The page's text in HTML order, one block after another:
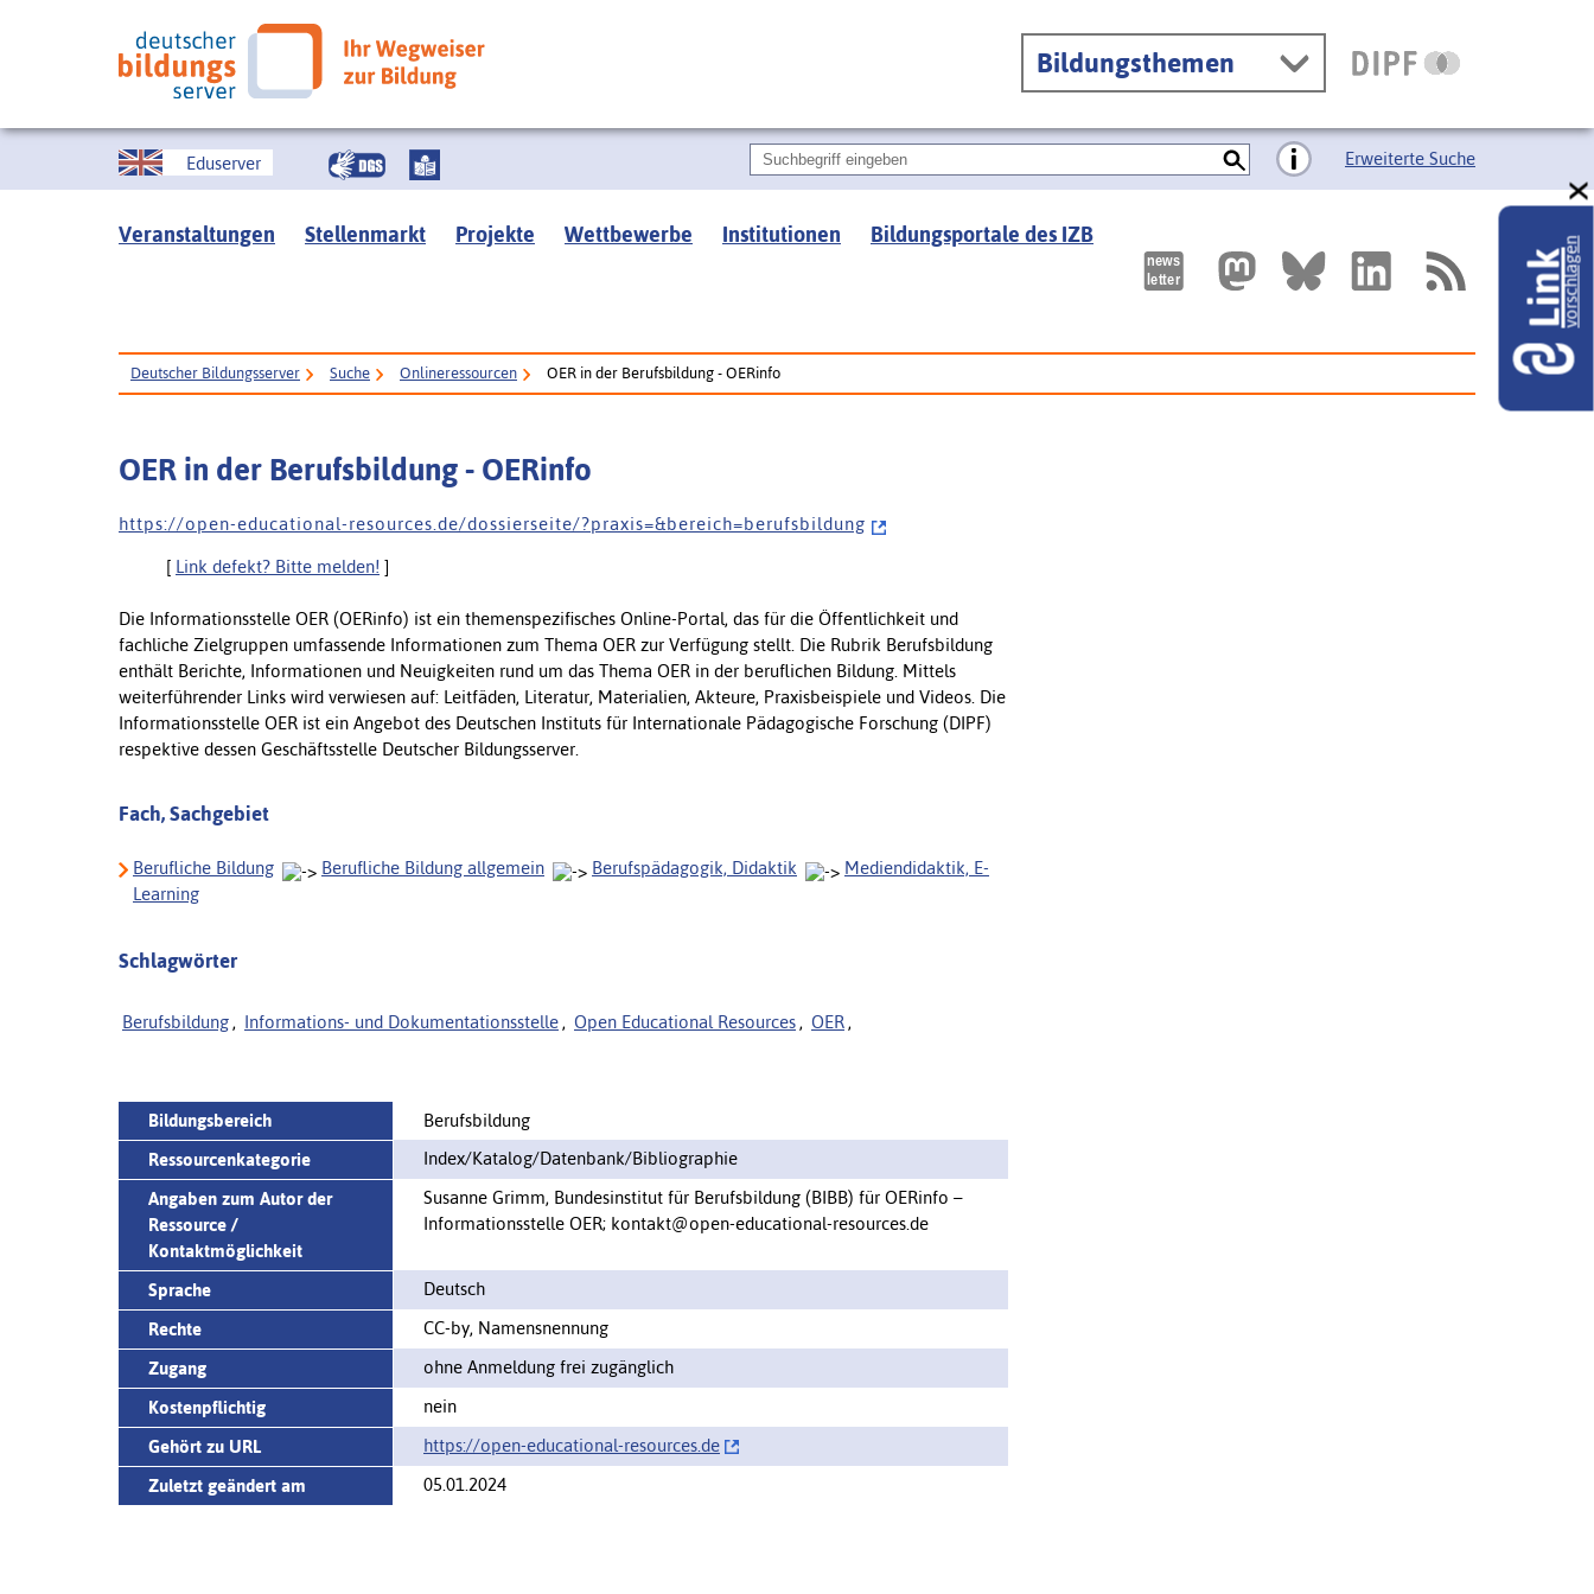
Bildungsthemen
Eduserver Erweiterte Suche
Veranstaltungen Stellenmarkt Projekte Wettbewerbe Institutionen Bildungsportale des IZB
Deutscher Bildungsserver Suche Onlineressourcen OER in der Berufsbildung - OERinfo
OER in der Berufsbildung - OERinfo
h t t p s : / / o p e n - e d u c a t i o n a l - r e s o u r c e s . d e / d o s s i e r s e i t e / ? p r a x i s = & b e r e i c h = b e r u f s b i l d u n g
[ Link defekt? Bitte melden! ]
Die Informationsstelle OER (OERinfo) ist ein themenspezifisches Online-Portal, das für die Öffentlichkeit und
fachliche Zielgruppen umfassende Informationen zum Thema OER zur Verfügung stellt. Die Rubrik Berufsbildung
enthält Berichte, Informationen und Neuigkeiten rund um das Thema OER in der beruflichen Bildung. Mittels
weiterführender Links wird verwiesen auf: Leitfäden, Literatur, Materialien, Akteure, Praxisbeispiele und Videos. Die
Informationsstelle OER ist ein Angebot des Deutschen Instituts für Internationale Pädagogische Forschung (DIPF)
respektive dessen Geschäftsstelle Deutscher Bildungsserver.
Fach, Sachgebiet
Berufliche Bildung Berufliche Bildung allgemein Berufspädagogik, Didaktik
Mediendidaktik, E-
Learning
Schlagwörter
Berufsbildung , Informations- und Dokumentationsstelle , Open Educational Resources , OER ,
Bildungsbereich
Berufsbildung
Ressourcenkategorie
Index/Katalog/Datenbank/Bibliographie
Angaben zum Autor der
Ressource /
Kontaktmöglichkeit
Susanne Grimm, Bundesinstitut für Berufsbildung (BIBB) für OERinfo –
Informationsstelle OER; kontakt@open-educational-resources.de
Sprache
Deutsch
Rechte
CC-by, Namensnennung
Zugang
ohne Anmeldung frei zugänglich
Kostenpflichtig
nein
Gehört zu URL
https://‌open-educational-resources.de
Zuletzt geändert am
05.01.2024
Linkvorschlagen